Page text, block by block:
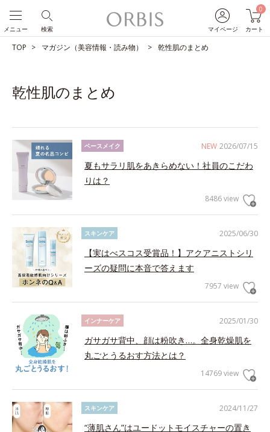
マイページ
0
カート
検索
メニュー
TOP マガジン（美容情報・読み物） 乾性肌のまとめ
乾性肌のまとめ
NEW 2026/07/15
ベースメイク
夏もサラリ肌をあきらめない！社員のこだわ
りは？
8486 view
2025/06/30
スキンケア
【実はべスコス受賞品！】アクアニストシリ
ーズの疑問に本音で答えます
7957 view
2025/01/30
インナーケア
ガサガサ背中、顔は粉吹き…。全身乾燥肌を
丸ごとうるおす方法とは？
14769 view
2024/11/27
スキンケア
“薄肌さん”はユードットモイスチャーの置き